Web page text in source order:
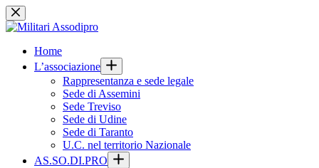
Salta
al
Home
L’associazione
Rappresentanza e sede legale
Sede di Assemini
Sede Treviso
Sede di Udine
Sede di Taranto
U.C. nel territorio Nazionale
AS.SO.DI.PRO